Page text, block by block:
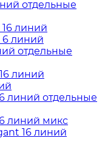
отдельные
линий
6 линий
отдельные
линий
линий отдельные
линий микс
16 линий